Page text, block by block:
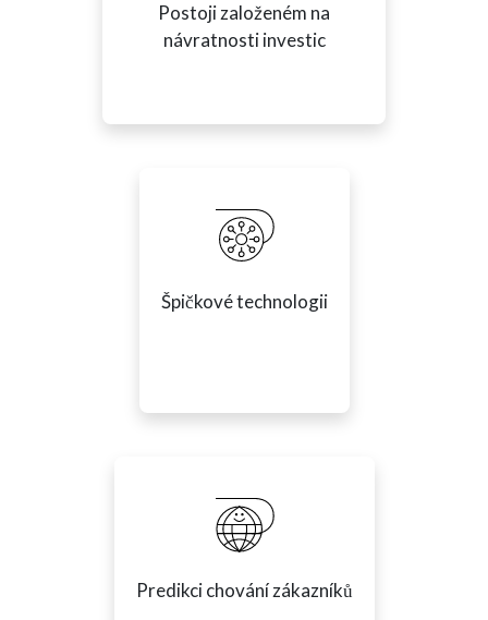
Postoji založeném na
návratnosti investic
Špičkové technologii
Predikci chování zákazníků